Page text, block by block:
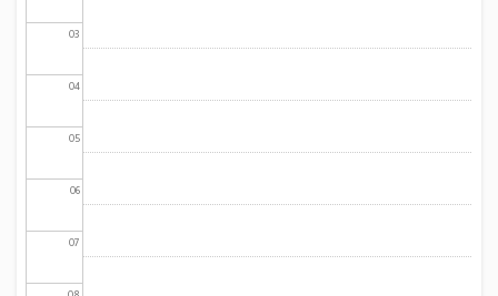
03
04
05
06
07